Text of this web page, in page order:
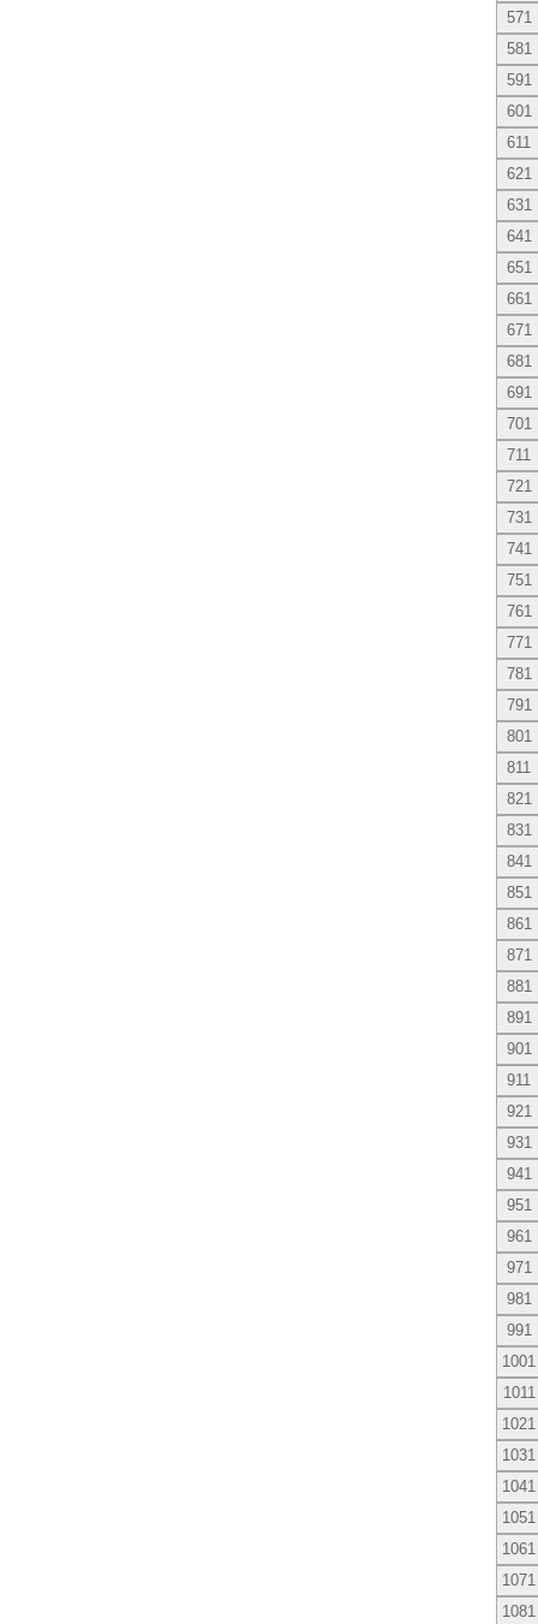
571
581
591
601
611
621
631
641
651
661
671
681
691
701
711
721
731
741
751
761
771
781
791
801
811
821
831
841
851
861
871
881
891
901
911
921
931
941
951
961
971
981
991
1001
1011
1021
1031
1041
1051
1061
1071
1081